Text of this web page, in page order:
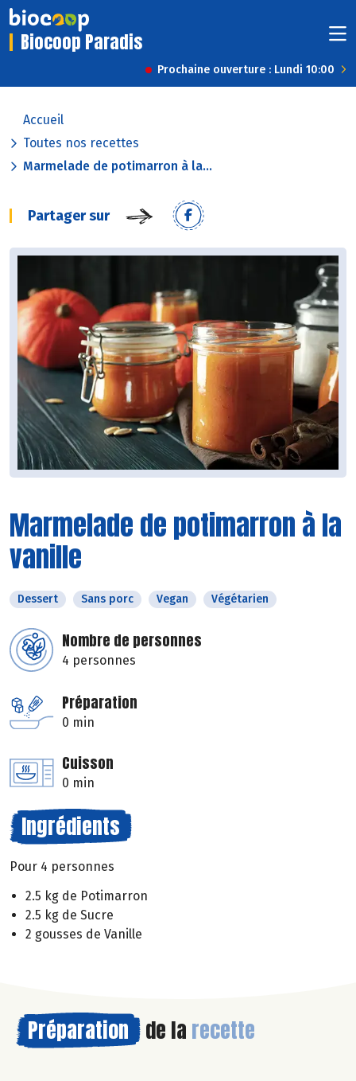
Biocoop Paradis
Prochaine ouverture : Lundi 10:00
Accueil
Toutes nos recettes
Marmelade de potimarron à la...
Partager sur
Marmelade de potimarron à la
vanille
Dessert Sans porc Vegan Végétarien
Nombre de personnes
4 personnes
Préparation
0 min
Cuisson
0 min
Ingrédients
Pour 4 personnes
2.5 kg de Potimarron
2.5 kg de Sucre
2 gousses de Vanille
Préparation de la recette